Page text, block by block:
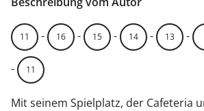
11 - 16 - 15 - 14 - 13 -
- 11
Mit seinem Spielplatz, der Cafeteria